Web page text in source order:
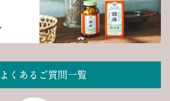
くあるご質問一覧